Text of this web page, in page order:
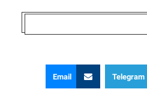
Telegram
Email